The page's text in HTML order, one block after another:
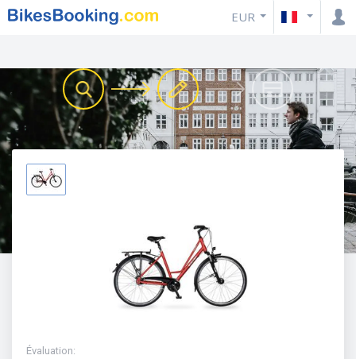
EUR
Évaluation: